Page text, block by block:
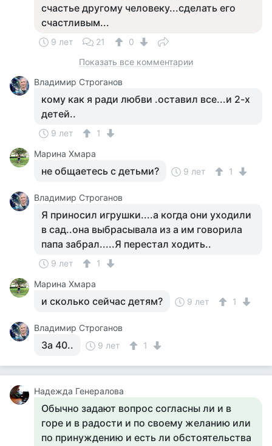
счастье другому человеку...сделать его
счастливым...
9 лет 21
0
Показать все комментарии
Владимир Строганов
кому как я ради любви .оставил все...и 2-х
детей..
9 лет
1
Марина Хмара
не общаетесь с детьми? 9 лет 1
Владимир Строганов
Я приносил игрушки....а когда они уходили
в сад..она выбрасывала из а им говорила
папа забрал.....Я перестал ходить..
9 лет
1
Марина Хмара
и сколько сейчас детям? 9 лет 1
Владимир Строганов
За 40.. 9 лет 1
Надежда Генералова
Обычно задают вопрос согласны ли и в
горе и в радости и по своему желанию или
по принуждению и есть ли обстоятельства